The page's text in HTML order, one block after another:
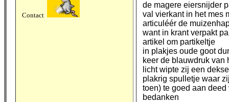
Contact
de magere eiersnijder
val vierkant in het mes
articuléér de
want in krant verpakt
artikel om partikeltje
in plakjes oude goot
keer de blauwdruk van
licht wipte zij een
plakrig spulletje waar
toen) te goed aan
bedanken